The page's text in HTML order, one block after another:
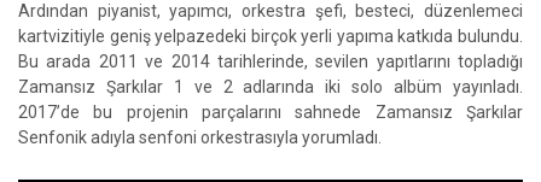
Ardından piyanist, yapımcı, orkestra şefi, besteci, düzenlemeci
kartvizitiyle geniş yelpazedeki birçok yerli yapıma katkıda bulundu.
Bu arada 2011 ve 2014 tarihlerinde, sevilen yapıtlarını topladığı
Zamansız Şarkılar 1 ve 2 adlarında iki solo albüm yayınladı.
2017’de bu projenin parçalarını sahnede Zamansız Şarkılar
Senfonik adıyla senfoni orkestrasıyla yorumladı.